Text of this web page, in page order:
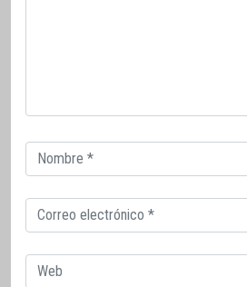
Correo
electrónico
Correo
electrónico
Web